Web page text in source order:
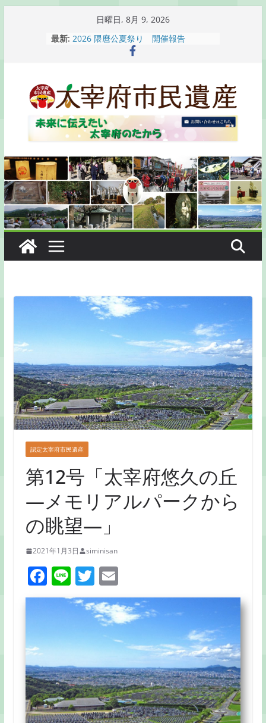
プ
日曜日, 8月 9, 2026
最新: 2026 隈麿公夏祭り 開催報告
通古賀歴史勉強会が開催されます
梅香苑夏まつり子どもみこし開催のお
知らせ
木うそ絵付け体験のお知らせ
認定太宰府市民遺産
第12号「太宰府悠久の丘
―メモリアルパークから
の眺望―」
2021年1月3日 siminisan
F
a
e
b
o
o
k
Li
n
e
T
w
itt
er
E
m
ai
l